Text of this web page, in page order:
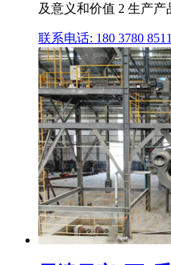
及意义和价值 2 生产产
联系电话: 180 3780 8511